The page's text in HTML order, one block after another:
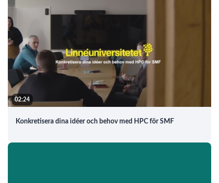
02:24
Konkretisera dina idéer och behov med HPC för SMF